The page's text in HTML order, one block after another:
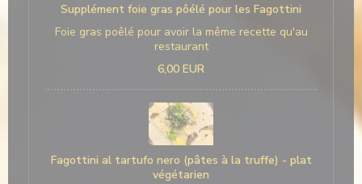
Supplément foie gras pôélé pour les Fagottini
Foie gras poêlé pour avoir la même recette qu'au
restaurant
6,00 EUR
Fagottini al tartufo nero (pâtes à la truffe) - plat
végétarien